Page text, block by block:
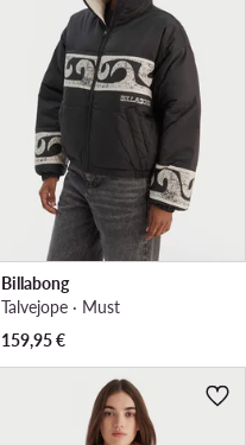
Billabong
Talvejope · Must
159,95€